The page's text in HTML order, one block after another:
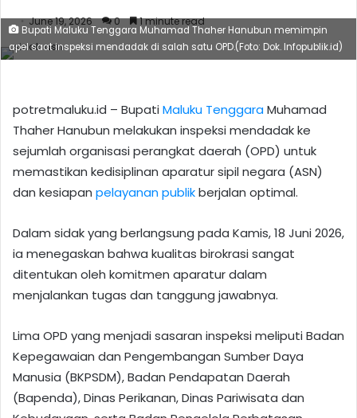
June 19, 2026 0 1 minute read
Bupati Maluku Tenggara Muhamad Thaher Hanubun memimpin
apel saat inspeksi mendadak di salah satu OPD.(Foto: Dok. Infopublik.id)
potretmaluku.id – BupatiMaluku TenggaraMuhamad
Thaher Hanubun melakukan inspeksi mendadak ke
sejumlah organisasi perangkat daerah (OPD) untuk
memastikan kedisiplinan aparatur sipil negara (ASN)
dan kesiapan pelayanan publikberjalan optimal.
Dalam sidak yang berlangsung pada Kamis, 18 Juni 2026,
ia menegaskan bahwa kualitas birokrasi sangat
ditentukan oleh komitmen aparatur dalam
menjalankan tugas dan tanggung jawabnya.
Lima OPD yang menjadi sasaran inspeksi meliputi Badan
Kepegawaian dan Pengembangan Sumber Daya
Manusia (BKPSDM), Badan Pendapatan Daerah
(Bapenda), Dinas Perikanan, Dinas Pariwisata dan